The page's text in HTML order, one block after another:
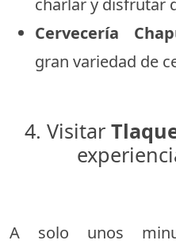
charlar y disfrutar
Cervecería
gran variedad de
4. Visitar
A solo unos